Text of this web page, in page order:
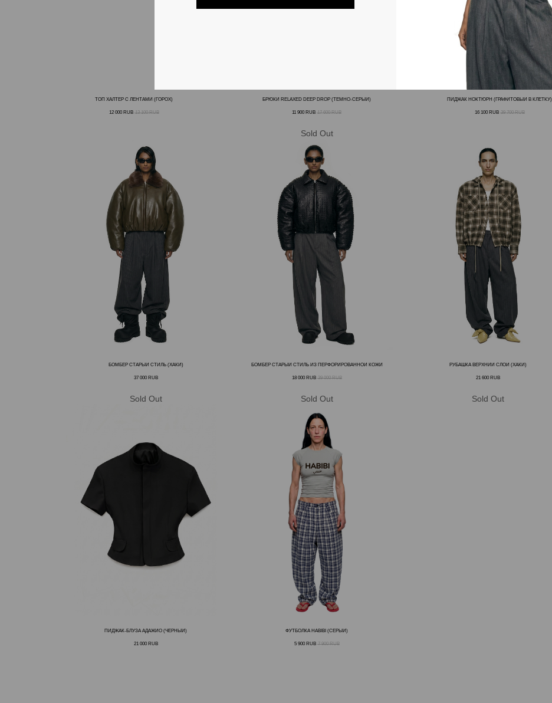
ТОП ХАЛТЕР С ЛЕНТАМИ (ГОРОХ)
12 000 RUB 13 100 RUB
БРЮКИ RELAXED DEEP DROP (ТЁМНО-СЕРЫЙ)
11 900 RUB 17 600 RUB
ПИДЖАК НОКТЮРН (ГРАФИТОВЫЙ В КЛЕТКУ)
16 100 RUB 39 700 RUB
БОМБЕР СТАРЫЙ СТИЛЬ (ХАКИ)
37 000 RUB
БОМБЕР СТАРЫЙ СТИЛЬ ИЗ ПЕРФОРИРОВАННОЙ КОЖИ
18 000 RUB 39 000 RUB
РУБАШКА ВЕРХНИЙ СЛОЙ (ХАКИ)
21 600 RUB
ПИДЖАК-БЛУЗА АДАЖИО (ЧЕРНЫЙ)
21 000 RUB
ФУТБОЛКА HABIBI (СЕРЫЙ)
5 900 RUB 7 900 RUB